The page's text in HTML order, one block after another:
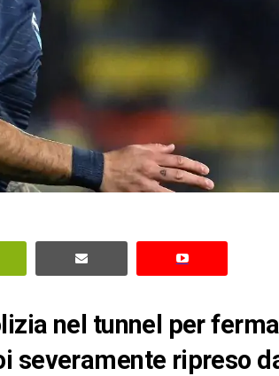
nel tunnel per
severamente ripreso